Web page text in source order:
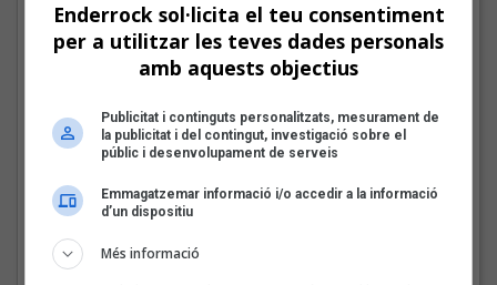
del Folk 2026
Les veus dels himnes del
futbol català: Carles
Cases
Enderrock sol·licita el teu consentiment
per a utilitzar les teves dades personals
amb aquests objectius
Publicitat i continguts personalitzats, mesurament de
la publicitat i del contingut, investigació sobre el
públic i desenvolupament de serveis
Emmagatzemar informació i/o accedir a la informació
d’un dispositiu
Més informació